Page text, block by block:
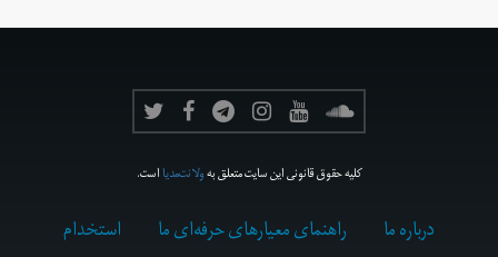
کلیه حقوق قانونی این سایت متعلق بهولانت‌مدیااست.
درباره ما راهنمای معیارهای حرفه‌ای ما استخدام